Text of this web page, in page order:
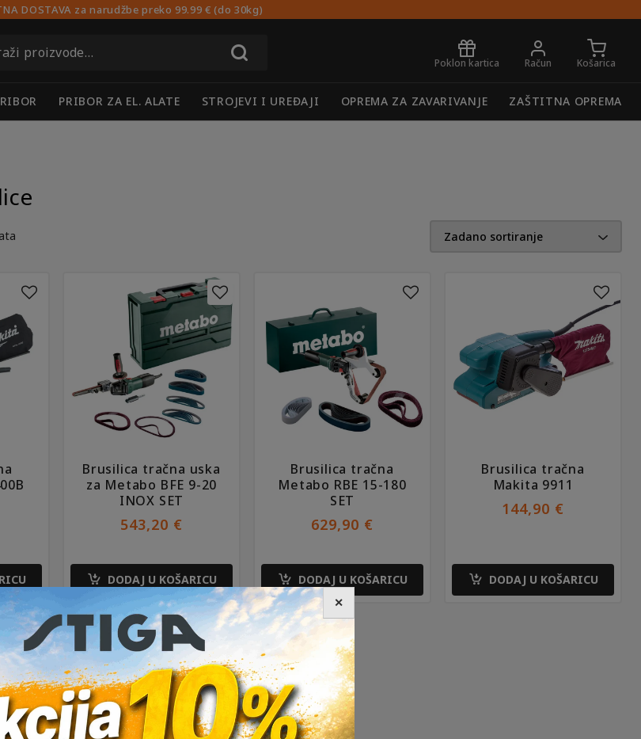
DOSTAVA za narudžbe preko 99.99 € (do 30kg)
PRIBOR ZA EL. ALATE STROJEVI I UREĐAJI OPREMA ZA ZAVARIVANJE ZAŠTITNA OPREMA
Košarica
Račun
Poklon kartica
Brusilica tračna uska
za Metabo BFE 9-20
INOX SET
543,20 €
DODAJ U KOŠARICU
Brusilica tračna
Metabo RBE 15-180
SET
629,90 €
DODAJ U KOŠARICU
Brusilica tračna
Makita 9911
144,90 €
DODAJ U KOŠARICU
✕